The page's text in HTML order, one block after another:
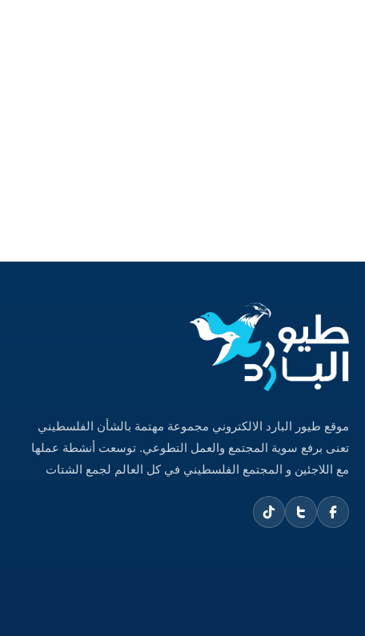
موقع طيور البارد الالكتروني مجموعة مهتمة بالشأن الفلسطيني
تعنى برفع سوية المجتمع والعمل التطوعي. توسعت أنشطة عملها
مع اللاجئين و المجتمع الفلسطيني في كل العالم لجمع الشتات